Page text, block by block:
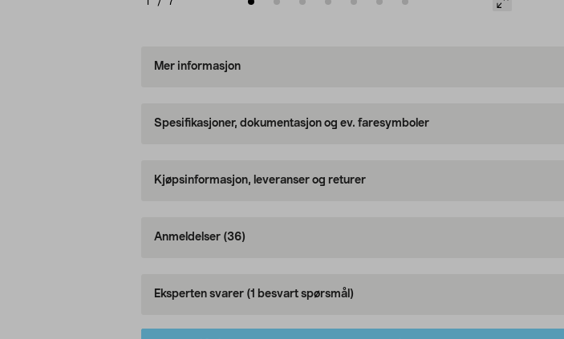
Mer informasjon
Spesifikasjoner, dokumentasjon og ev. faresymboler
Kjøpsinformasjon, leveranser og returer
Anmeldelser (36)
Eksperten svarer (1 besvart spørsmål)